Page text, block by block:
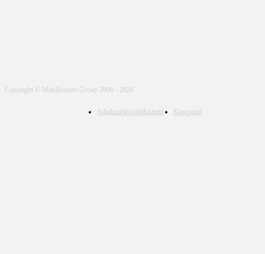
Copyright © Mobilissimo Group 2006 - 2026
Adatkezelési tájékoztató Kapcsolat